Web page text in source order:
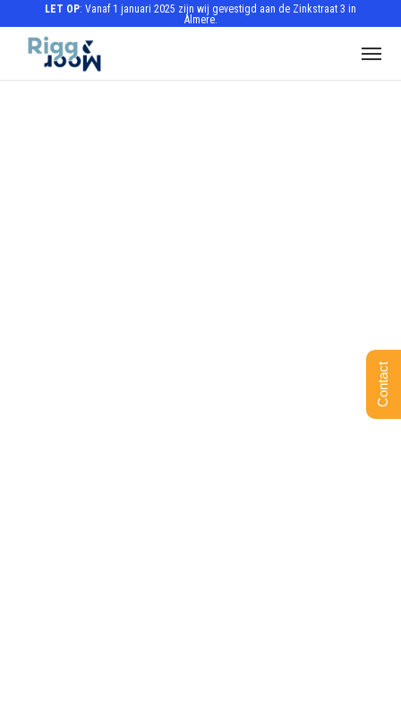
LET OP: Vanaf 1 januari 2025 zijn wij gevestigd aan de Zinkstraat 3 in
Almere.
Contact